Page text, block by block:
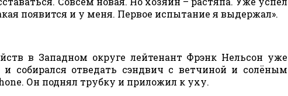
появится и у меня. Первое испытание я выдержал».
в Западном округе лейтенант Фрэнк Нельсон уже
и собирался отведать сэндвич с ветчиной и солёным
Он поднял трубку и приложил к уху.